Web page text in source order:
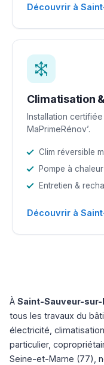
Découvrir à
Climatisation
Installation
MaPrimeRénov’.
Clim réversible
Pompe à
Entretien &
Découvrir à
À Saint-Sauveur-sur-
tous les travaux du
électricité,
particulier,
Seine-et-Marne (77),